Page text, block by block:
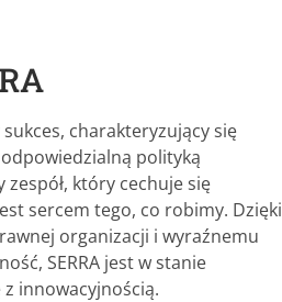
charakteryzujący się
polityką
który cechuje się
sercem tego, co robimy. Dzięki
organizacji i wyraźnemu
SERRA jest w stanie
innowacyjnością.